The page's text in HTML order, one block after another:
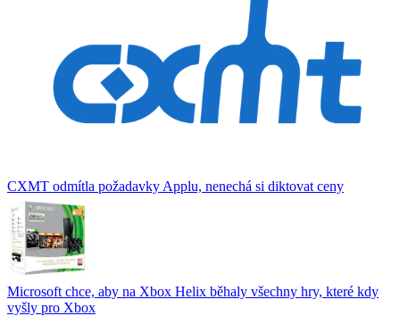
CXMT odmítla požadavky Applu, nenechá si diktovat ceny
Microsoft chce, aby na Xbox Helix běhaly všechny hry, které kdy
vyšly pro Xbox